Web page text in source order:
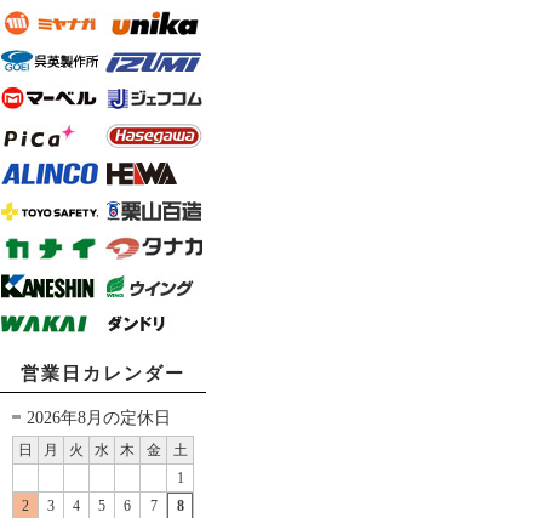
営業日カレンダー
2026年8月の定休日
日 月 火 水 木 金
土
1
2
3 4 5 6 7
8